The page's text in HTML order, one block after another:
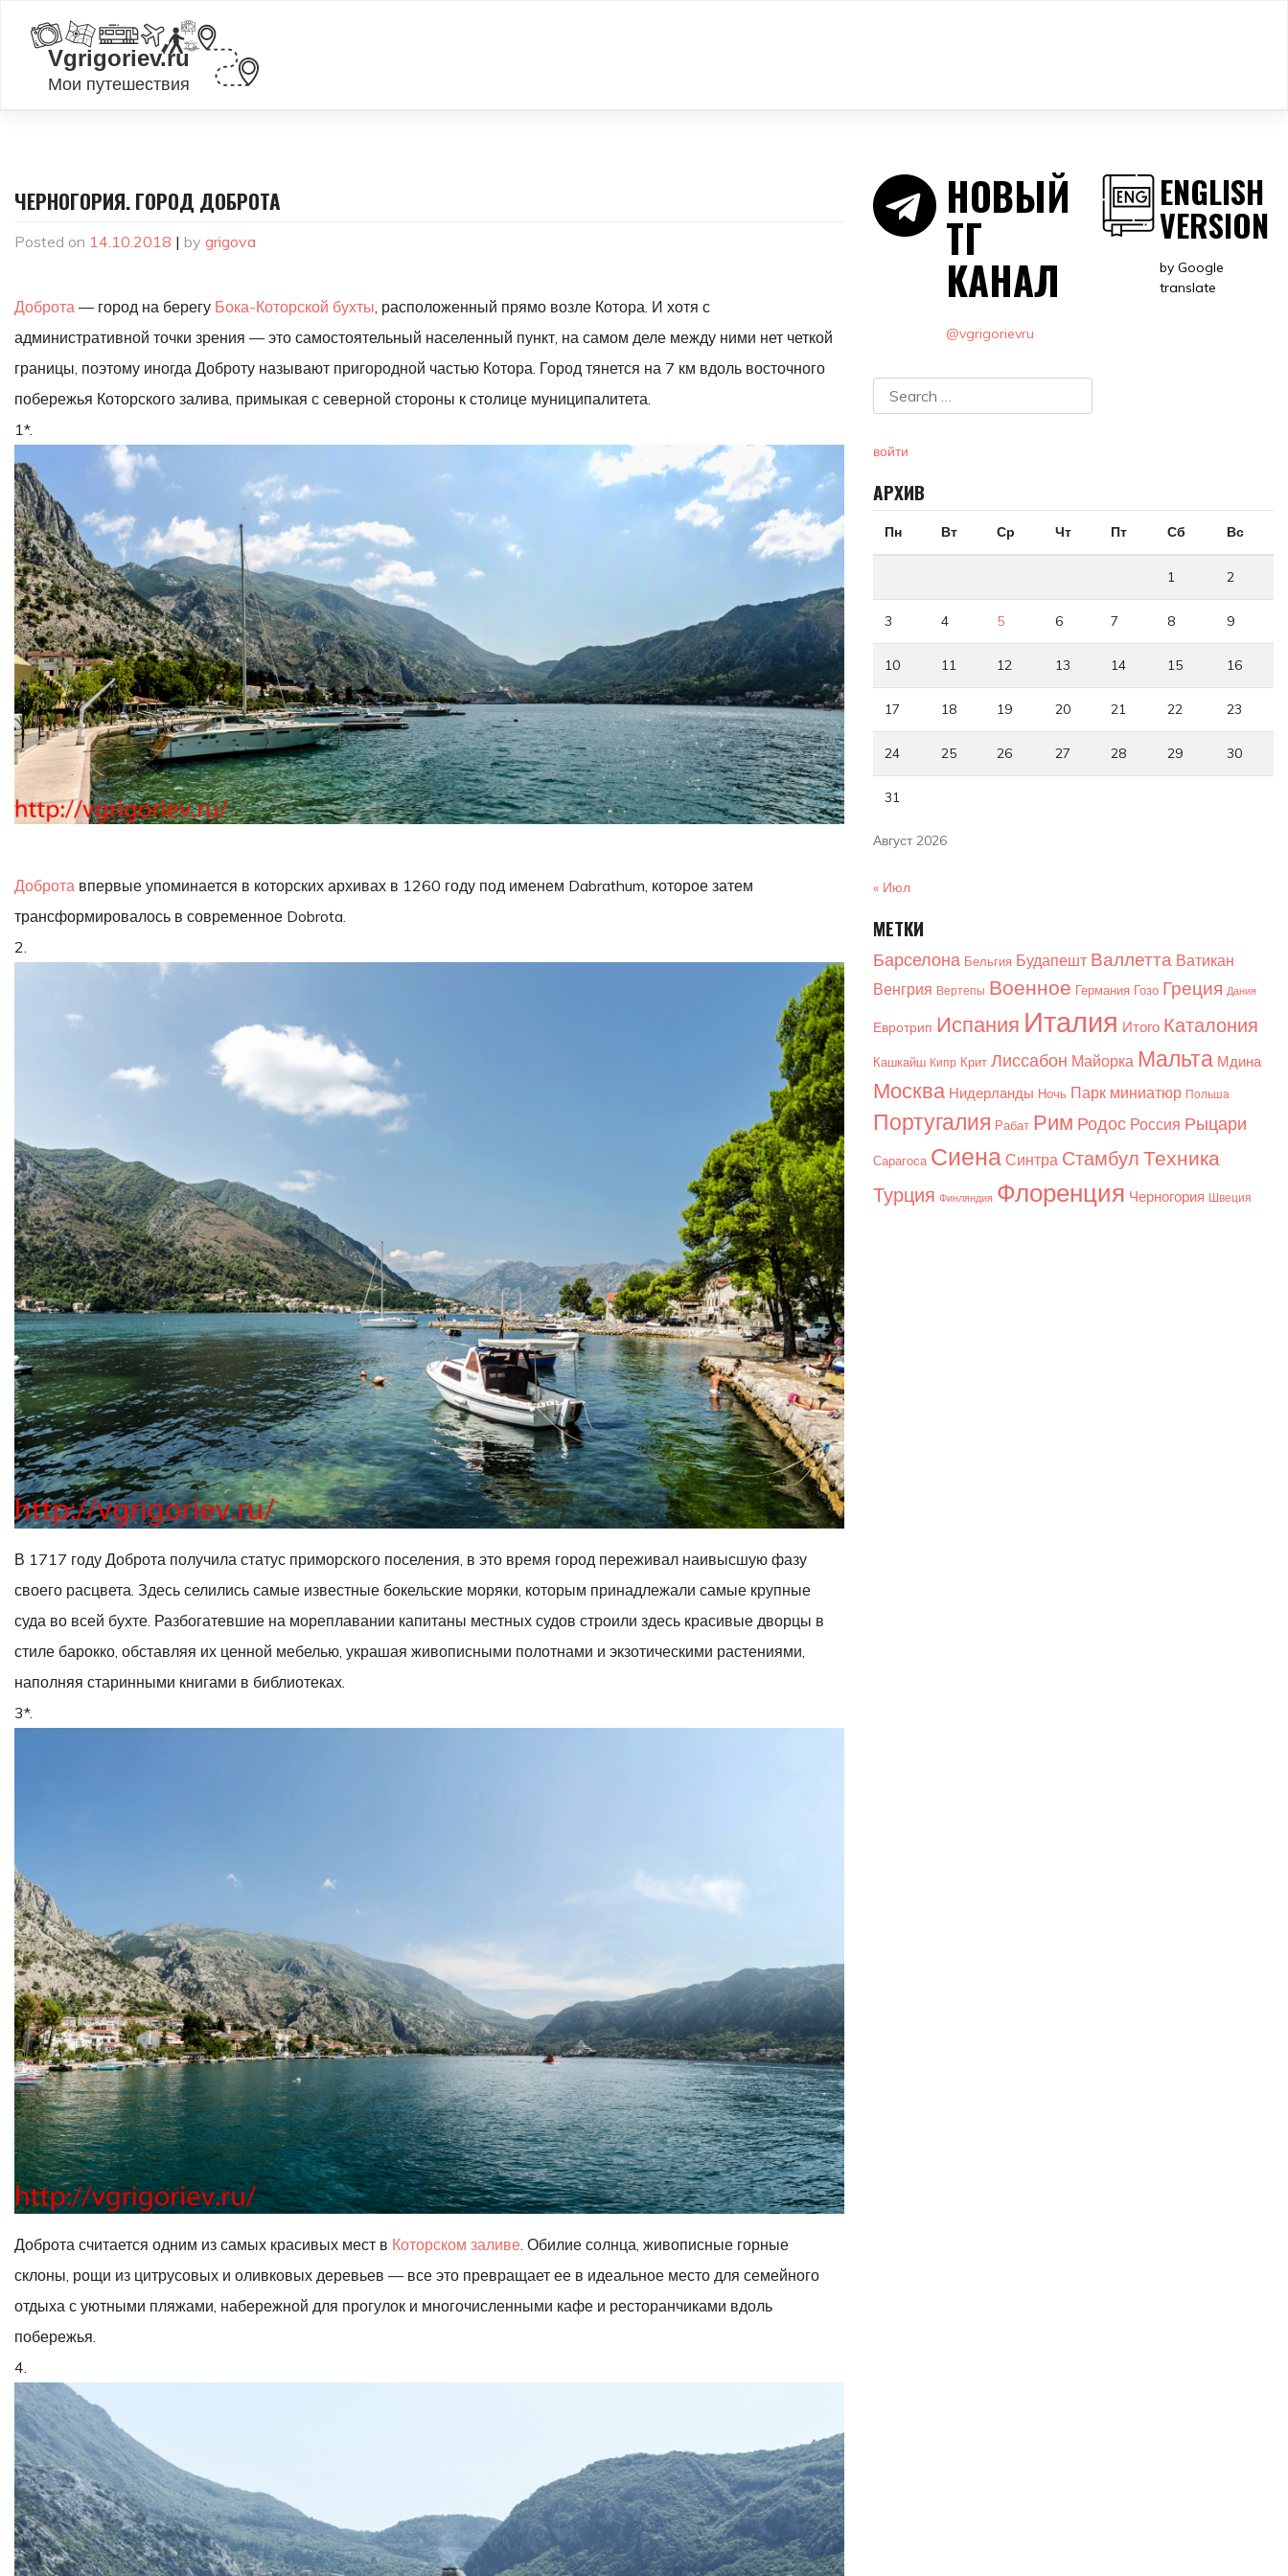
content
ЧЕРНОГОРИЯ. ГОРОД ДОБРОТА
Posted on 14.10.2018 | by grigova
Доброта — город на берегу Бока-Которской бухты , расположенный прямо возле Котора. И хотя с
административной точки зрения — это самостоятельный населенный пункт, на самом деле между ними нет четкой
границы, поэтому иногда Доброту называют пригородной частью Котора. Город тянется на 7 км вдоль восточного
побережья Которского залива, примыкая с северной стороны к столице муниципалитета.
1*.
Доброта впервые упоминается в которских архивах в 1260 году под именем Dabrathum, которое затем
трансформировалось в современное Dobrota.
2.
В 1717 году Доброта получила статус приморского поселения, в это время город переживал наивысшую фазу
своего расцвета. Здесь селились самые известные бокельские моряки, которым принадлежали самые крупные
суда во всей бухте. Разбогатевшие на мореплавании капитаны местных судов строили здесь красивые дворцы в
стиле барокко, обставляя их ценной мебелью, украшая живописными полотнами и экзотическими растениями,
наполняя старинными книгами в библиотеках.
3*.
Доброта считается одним из самых красивых мест в Которском заливе. Обилие солнца, живописные горные
склоны, рощи из цитрусовых и оливковых деревьев — все это превращает ее в идеальное место для семейного
отдыха с уютными пляжами, набережной для прогулок и многочисленными кафе и ресторанчиками вдоль
побережья.
4.
НОВЫЙ
ТГ
КАНАЛ
@vgrigorievru
ENGLISH
VERSION
by Google
translate
войти
АРХИВ
Август 2026
Пн Вт Ср Чт Пт Сб Вс
1 2
3 4 5 6 7 8 9
10 11 12 13 14 15 16
17 18 19 20 21 22 23
24 25 26 27 28 29 30
31
« Июл
МЕТКИ
Барселона Бельгия Будапешт Валлетта Ватикан
Венгрия Вертепы Военное Германия Гозо Греция Дания
Евротрип Испания Италия Итого Каталония
Кашкайш Кипр Крит Лиссабон Майорка Мальта Мдина
Москва Нидерланды Ночь Парк миниатюр Польша
Португалия Рабат Рим Родос Россия Рыцари
Сарагоса Сиена Синтра Стамбул Техника
Турция Финляндия Флоренция Черногория Швеция